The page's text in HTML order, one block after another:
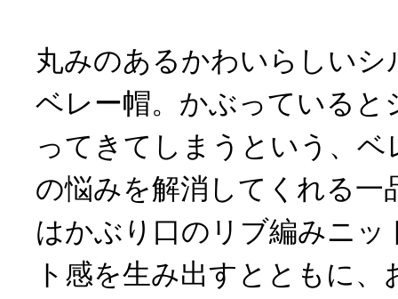
丸みのあるかわいらしい
ベレー帽。かぶっていると
ってきてしまうという、
の悩みを解消してくれる一
はかぶり口のリブ編みニッ
ト感を生み出すとともに